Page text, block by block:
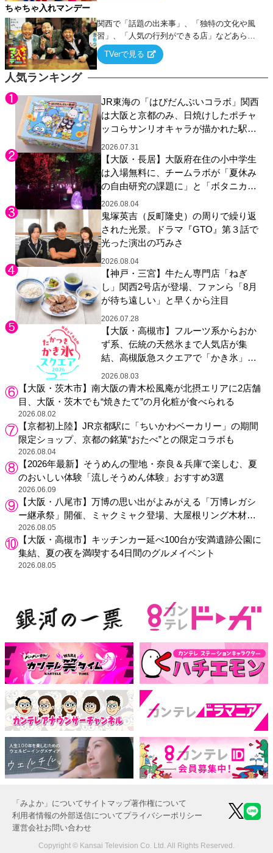
人気ランキング
JR東海の「はぴだんぶいコラボ」関西
は大阪と京都のみ、日焼けしたポチャ
ッコらサンリオキャラが描かれた駅弁
やグッズが登場
2026.07.31
【大阪・長居】大阪府在住の小中学生
は入場無料に、チームラボが「夏休み
の自由研究の課題に」と「ボタニカル
ガーデン 大阪」へ招待
2026.08.04
鬼塚英吉（反町隆史）の周りで繰り返
された光景。ドラマ『GTO』第３話で
光った演出の巧みさ
2026.08.04
【神戸・三宮】牛たん専門店「ねぎ
し」関西2号店が登場、ファンら「8月
が待ち遠しい」と早くから注目
2026.07.28
【大阪・高槻市】フルーツ系からおか
ず系、伝統の天然氷まで人気店が集
結、高槻阪急スクエアで「かき氷」祭
り
2026.08.03
【大阪・茨木市】南大阪の青木松風庵が北摂エリアに2店舗
目、大阪・茨木でも“焼きたて”の月化粧が食べられる
2026.08.02
【京都初上陸】JR京都駅に「ちいかわベーカリー」の期間
限定ショップ、京都の銘菓“おたべ”との限定コラボも
2026.08.04
【2026年最新】そうめんの聖地・奈良＆兵庫で楽しむ、夏
のおいしい体験「流しそうめん体験」おすすめ3選
2026.06.09
【大阪・八尾市】万博の思い出がよみがえる「万博レガシ
ー継承祭」開催、ミャクミャク登場、大屋根リング木材展
示も
2026.08.05
【大阪・高槻市】キッチンカー延べ100台が安満遺跡公園に
集結、夏の夜を満喫する4日間のグルメイベント
2026.08.05
ちゃちゃ入れマンデー
関西で「話題の出来事」、「独特の文化や風
習」、「人気の行列ができる店」などあらゆ
るテーマについて好き放題にちゃちゃを入れ
ていく関西色を前面に押し出したトークバラ
TVerで見る
「みよか」についてサイトマップ著作権について
利用者情報の外部送信についてプライバシーポリシー
運営会社お問い合わせ
Copyright © Kansai Television Co. Ltd. All Rights Reserved.